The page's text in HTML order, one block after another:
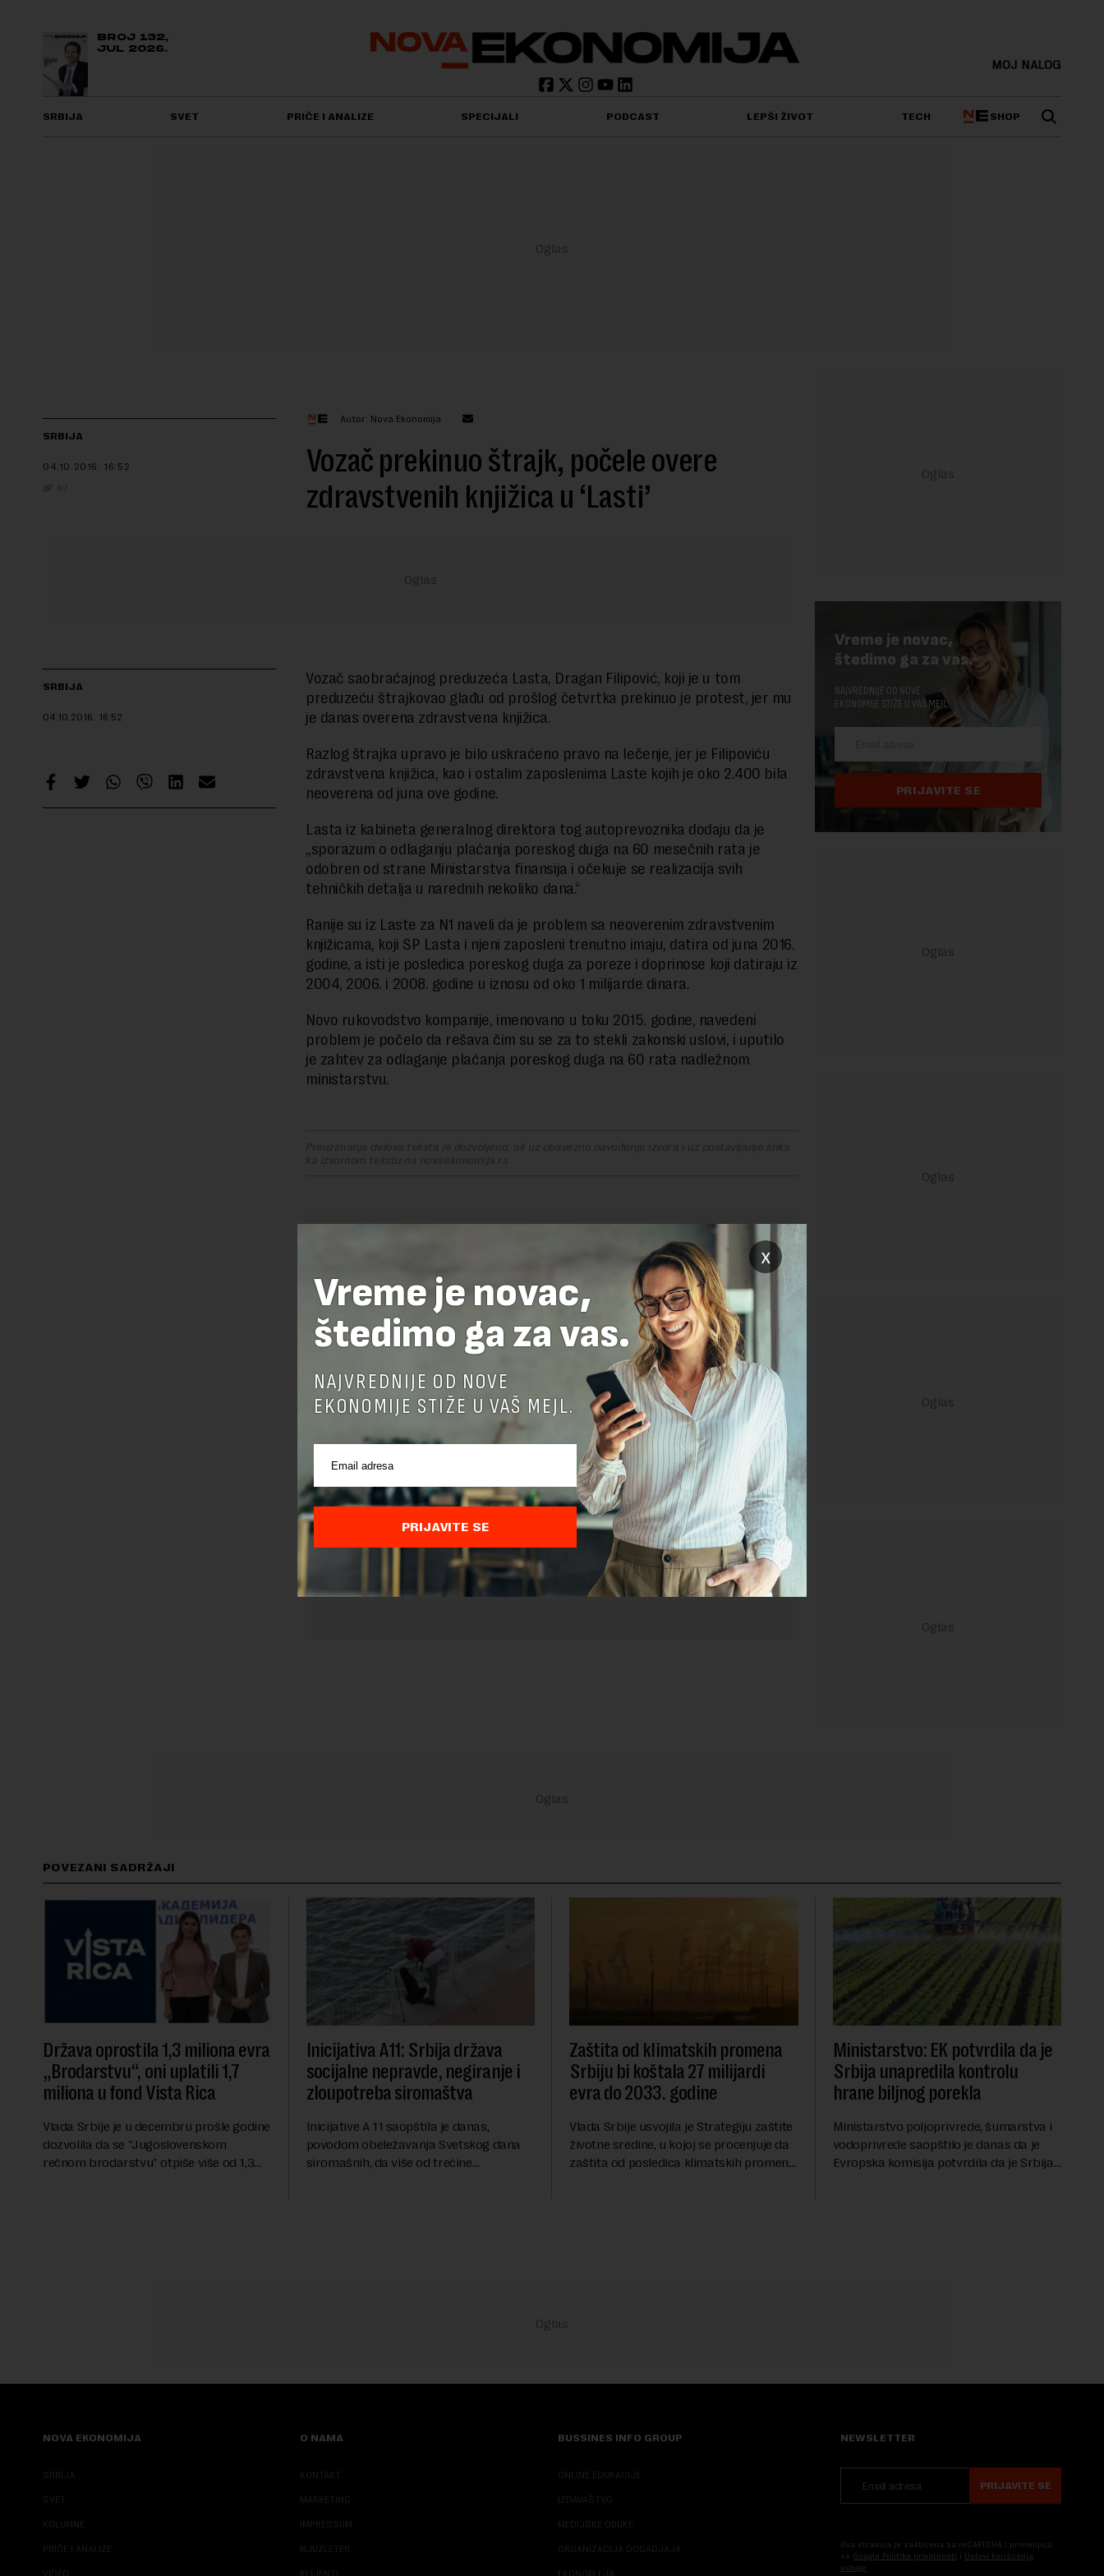
BROJ 132,
JUL 2026.
MOJ NALOG
SRBIJA SVET PRIČE I ANALIZE SPECIJALI PODCAST LEPŠI ŽIVOT TECH SHOP
SRBIJA
04.10.2016. 16:52
N1
Autor: Nova Ekonomija
Vozač prekinuo štrajk, počele overe
zdravstvenih knjižica u ‘Lasti’
SRBIJA
04.10.2016. 16:52
Vozač saobraćajnog preduzeća Lasta, Dragan Filipović, koji je u tom
preduzeću štrajkovao glađu od prošlog četvrtka prekinuo je protest, jer mu
je danas overena zdravstvena knjižica.
Razlog štrajka upravo je bilo uskraćeno pravo na lečenje, jer je Filipoviću
zdravstvena knjižica, kao i ostalim zaposlenima Laste kojih je oko 2.400 bila
neoverena od juna ove godine.
Lasta iz kabineta generalnog direktora tog autoprevoznika dodaju da je
„sporazum o odlaganju plaćanja poreskog duga na 60 mesečnih rata je
odobren od strane Ministarstva finansija i očekuje se realizacija svih
tehničkih detalja u narednih nekoliko dana.“
Ranije su iz Laste za N1 naveli da je problem sa neoverenim zdravstvenim
knjižicama, koji SP Lasta i njeni zaposleni trenutno imaju, datira od juna 2016.
godine, a isti je posledica poreskog duga za poreze i doprinose koji datiraju iz
2004, 2006. i 2008. godine u iznosu od oko 1 milijarde dinara.
Novo rukovodstvo kompanije, imenovano u toku 2015. godine, navedeni
problem je počelo da rešava čim su se za to stekli zakonski uslovi, i uputilo
je zahtev za odlaganje plaćanja poreskog duga na 60 rata nadležnom
ministarstvu.
Preuzimanje delova teksta je dozvoljeno, ali uz obavezno navođenje izvora i uz postavljanje linka
ka izvornom tekstu na novaekonomija.rs
Pre slanja komentara, molimo vas da se upoznate sapravilima komentarisanja i pravilima
Sajt je zaštićen pomocu reCaptcha i Google.Google Politika PrivatnostiiGoogle Uslovi
Korišćenja su primenjeni.
Vreme je novac,
štedimo ga za vas.
NAJVREDNIJE OD NOVE
EKONOMIJE STIŽE U VAŠ MEJL.
PRIJAVITE SE
POVEZANI SADRŽAJI
Država oprostila 1,3 miliona evra
„Brodarstvu“, oni uplatili 1,7
miliona u fond Vista Rica
Vlada Srbije je u decembru prošle godine
dozvolila da se "Jugoslovenskom
rečnom brodarstvu" otpiše više od 1,3
Inicijativa A11: Srbija država
socijalne nepravde, negiranje i
zloupotreba siromaštva
Inicijative A 11 saopštila je danas,
povodom obeležavanja Svetskog dana
siromašnih, da više od trećine
Zaštita od klimatskih promena
Srbiju bi koštala 27 milijardi
evra do 2033. godine
Vlada Srbije usvojila je Strategiju zaštite
životne sredine, u kojoj se procenjuje da
zaštita od posledica klimatskih promena,
Ministarstvo: EK potvrdila da je
Srbija unapredila kontrolu
hrane biljnog porekla
Ministarstvo poljoprivrede, šumarstva i
vodoprivrede saopštilo je danas da je
Evropska komisija potvrdila da je Srbija
NOVA EKONOMIJA
SRBIJA
SVET
KOLUMNE
PRIČE I ANALIZE
VIDEO
O NAMA
KONTAKT
MARKETING
IMPRESSUM
NJUZLETER
KLIJENTI
BUSSINES INFO GROUP
ONLINE EDUKACIJE
IZDAVAŠTVO
MEDIJSKE OBUKE
ORGANIZACIJA DOGADJAJA
EKONOM I JA
NEWSLETTER
PRIJAVITE SE
Ova stranica je zaštićena sa reCAPTCHA i primenjuju
se Google Politika privatnosti i Uslovi korišćenja
usluge
x
Vreme je novac,
štedimo ga za vas.
NAJVREDNIJE OD NOVE
EKONOMIJE STIŽE U VAŠ MEJL.
PRIJAVITE SE